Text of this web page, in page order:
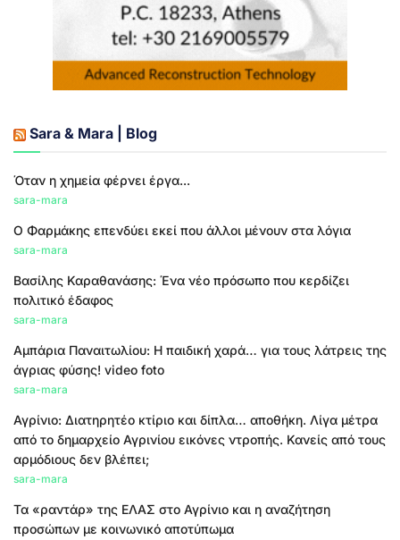
Sara & Mara | Blog
Όταν η χημεία φέρνει έργα...
sara-mara
Ο Φαρμάκης επενδύει εκεί που άλλοι μένουν στα λόγια
sara-mara
Βασίλης Καραθανάσης: Ένα νέο πρόσωπο που κερδίζει
πολιτικό έδαφος
sara-mara
Αμπάρια Παναιτωλίου: Η παιδική χαρά… για τους λάτρεις της
άγριας φύσης! video foto
sara-mara
Αγρίνιο: Διατηρητέο κτίριο και δίπλα… αποθήκη. Λίγα μέτρα
από το δημαρχείο Αγρινίου εικόνες ντροπής. Κανείς από τους
αρμόδιους δεν βλέπει;
sara-mara
Τα «ραντάρ» της ΕΛΑΣ στο Αγρίνιο και η αναζήτηση
προσώπων με κοινωνικό αποτύπωμα